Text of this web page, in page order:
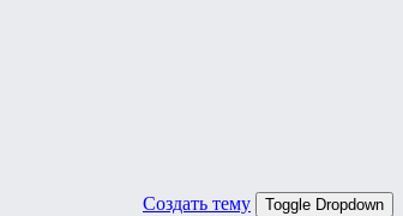
Создать тему Toggle Dropdown